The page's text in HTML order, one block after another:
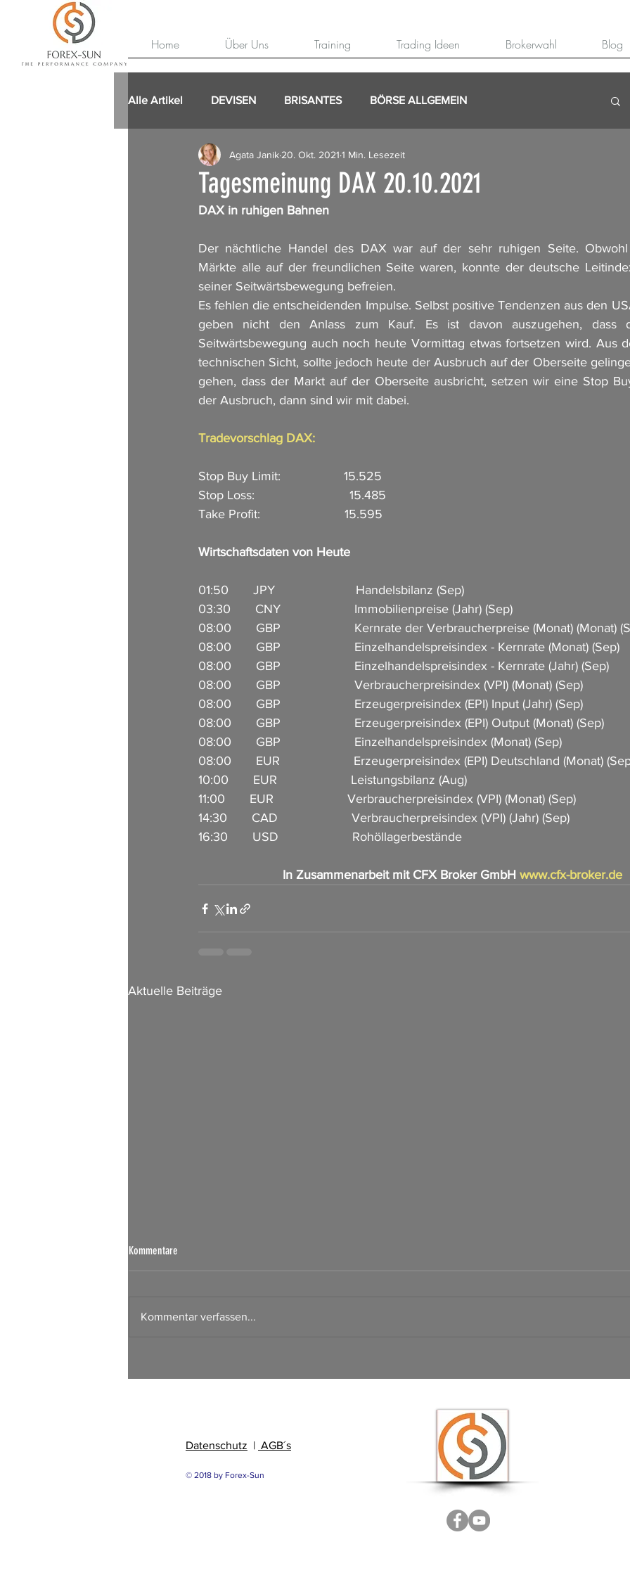
Home Über Uns Training Trading Ideen Brokerwahl Blog
Alle Artikel DEVISEN BRISANTES BÖRSE ALLGEMEIN
Tagesmeinung DAX 20.10.2021
Agata Janik 20. Okt. 2021 1 Min. Lesezeit
DAX in ruhigen Bahnen
Der nächtliche Handel des DAX war auf der sehr ruhigen Seite.
Märkte alle auf der freundlichen Seite waren, konnte der deutsche
seiner Seitwärtsbewegung befreien.
Es fehlen die entscheidenden Impulse. Selbst positive Tendenzen aus den
geben nicht den Anlass zum Kauf. Es ist davon auszugehen, dass
Seitwärtsbewegung auch noch heute Vormittag etwas fortsetzen wird. Aus
technischen Sicht, sollte jedoch heute der Ausbruch auf der Oberseite
gehen, dass der Markt auf der Oberseite ausbricht, setzen wir eine Stop
der Ausbruch, dann sind wir mit dabei.
Tradevorschlag DAX:
Stop Buy Limit:                  15.525
Stop Loss:                           15.485
Take Profit:                        15.595
Wirtschaftsdaten von Heute
01:50       JPY                       Handelsbilanz (Sep)
03:30       CNY                     Immobilienpreise (Jahr) (Sep)
08:00       GBP                     Kernrate der Verbraucherpreise (Monat) (Monat)
08:00       GBP                     Einzelhandelspreisindex - Kernrate (Monat)
08:00       GBP                     Einzelhandelspreisindex - Kernrate (Jahr) (Sep)
08:00       GBP                     Verbraucherpreisindex (VPI) (Monat) (Sep)
08:00       GBP                     Erzeugerpreisindex (EPI) Input (Jahr) (Sep)
08:00       GBP                     Erzeugerpreisindex (EPI) Output (Monat) (Sep)
08:00       GBP                     Einzelhandelspreisindex (Monat) (Sep)
08:00       EUR                     Erzeugerpreisindex (EPI) Deutschland (Monat)
10:00       EUR                     Leistungsbilanz (Aug)
11:00       EUR                     Verbraucherpreisindex (VPI) (Monat) (Sep)
14:30       CAD                     Verbraucherpreisindex (VPI) (Jahr) (Sep)
16:30       USD                     Rohöllagerbestände
In Zusammenarbeit mit CFX Broker GmbH www.cfx-broker.de
Aktuelle Beiträge
Börsen Radar 06.08.2026
Kommentare
Kommentar verfassen...
Datenschutz AGB´s
© 2018 by Forex-Sun